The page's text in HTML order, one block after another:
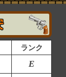
ランク
E